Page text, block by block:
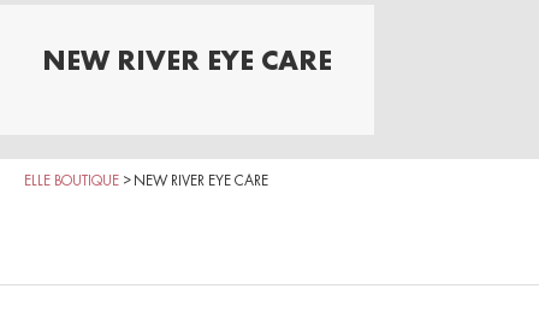
NEW RIVER EYE CARE
ELLE BOUTIQUE > NEW RIVER EYE CARE